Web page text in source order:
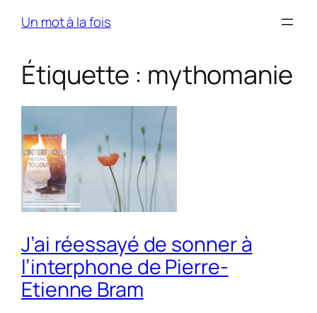
Un mot à la fois
Étiquette : mythomanie
J’ai réessayé de sonner à
l’interphone de Pierre-
Etienne Bram